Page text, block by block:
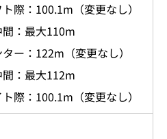
際：100.1m（変更なし）
：最大110m
ー：122m（変更なし）
：最大112m
際：100.1m（変更なし）